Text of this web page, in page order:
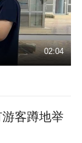
02:04
客蹲地举